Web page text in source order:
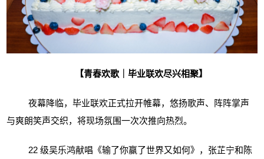
【青春欢歌｜毕业联欢尽兴相聚】
夜幕降临，毕业联欢正式拉开帷幕，悠扬歌声、阵阵掌声
与爽朗笑声交织，将现场氛围一次次推向热烈。
22 级吴乐鸿献唱《输了你赢了世界又如何》，张芷宁和陈